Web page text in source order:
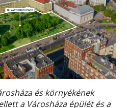
és környékének
a Városháza épülét és a